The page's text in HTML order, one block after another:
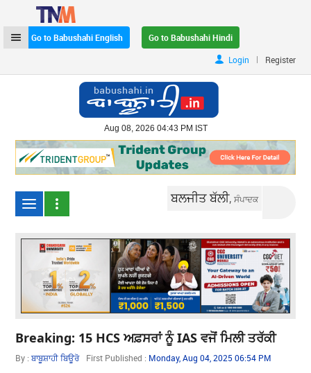
Go to Babushahi English
Go to Babushahi Hindi
Login
| Register
Aug 08, 2026 04:43 PM IST
ਬਲਜੀਤ ਬੱਲੀ,ਸੰਪਾਦਕ
Breaking: 15 HCS ਅਫ਼ਸਰਾਂ ਨੂੰ IAS ਵਜੋਂ ਮਿਲੀ ਤਰੱਕੀ
By :ਬਾਬੂਸ਼ਾਹੀ ਬਿਊਰੋ First Published : Monday, Aug 04, 2025 06:54 PM